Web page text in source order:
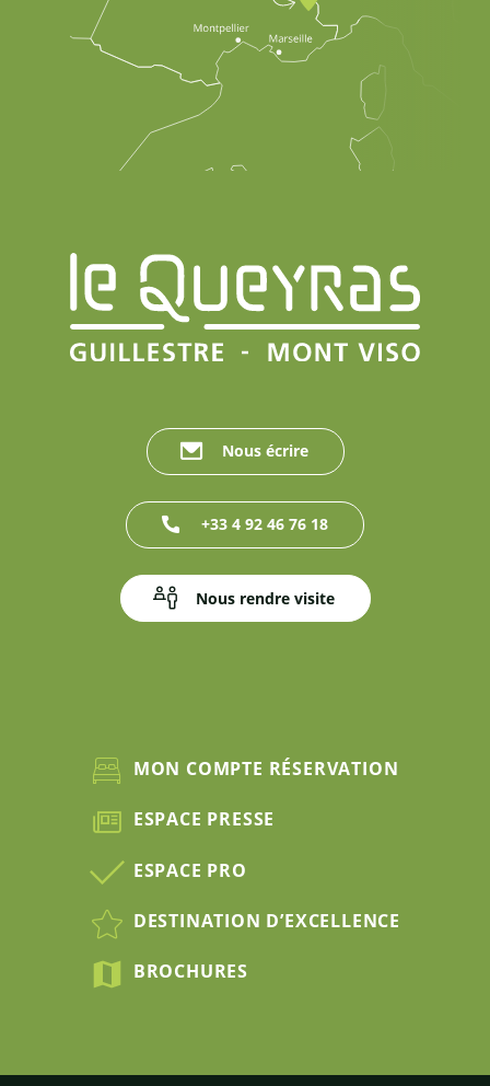
Nous écrire
+33 4 92 46 76 18
Nous rendre visite
MON COMPTE RÉSERVATION
ESPACE PRESSE
ESPACE PRO
DESTINATION D’EXCELLENCE
BROCHURES